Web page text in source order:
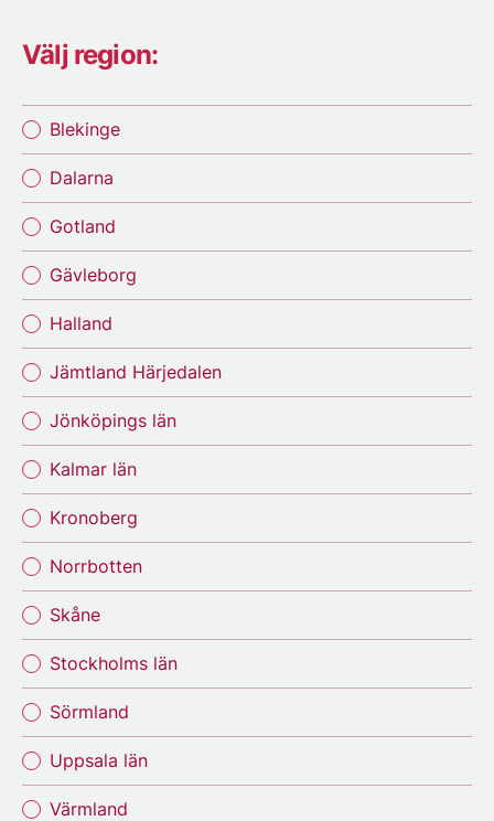
Välj region:
Blekinge
Dalarna
Gotland
Gävleborg
Halland
Jämtland Härjedalen
Jönköpings län
Kalmar län
Kronoberg
Norrbotten
Skåne
Stockholms län
Sörmland
Uppsala län
Värmland